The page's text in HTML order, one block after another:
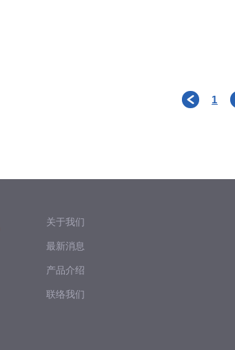
1
关于我们
最新消息
产品介绍
联络我们